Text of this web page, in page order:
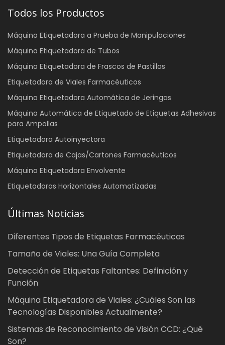
Todos los Productos
Máquina Etiquetadora a Prueba de Manipulaciones
Máquina Etiquetadora de Tubos
Máquina Etiquetadora de Frascos de Pastillas
Etiquetadora de Viales Farmacéuticos
Máquina Etiquetadora Automática de Jeringas
Máquina Automática de Etiquetado de Etiquetas Adhesivas
para Ampollas
Etiquetadora Autoinyectora
Etiquetadora de Cajas/Cartones Farmacéuticos
Máquina Etiquetadora Envolvente
Etiquetadoras Horizontales Automatizadas
Últimas Noticias
Diferentes Tipos de Etiquetas Farmacéuticas
Tamaño de Viales: Una Guía Completa
Detección de Etiquetas Faltantes: Definición y
Función
Máquina Etiquetadora de Viales: ¿Cuáles Son las
Tecnologías Disponibles Actualmente?
Sistemas de Reconocimiento de Visión CCD: ¿Qué
Son?